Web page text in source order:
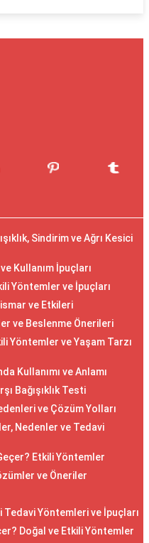
Sindirim ve Ağrı Kesici
Kullanım İpuçları
Yöntemler ve İpuçları
ve Etkileri
ve Beslenme Önerileri
Yöntemler ve Yaşam Tarzı
Kullanımı ve Anlamı
Bağışıklık Testi
ve Çözüm Yolları
Nedenler ve Tedavi
Etkili Yöntemler
ve Öneriler
Tedavi Yöntemleri ve İpuçları
Doğal ve Etkili Yöntemler